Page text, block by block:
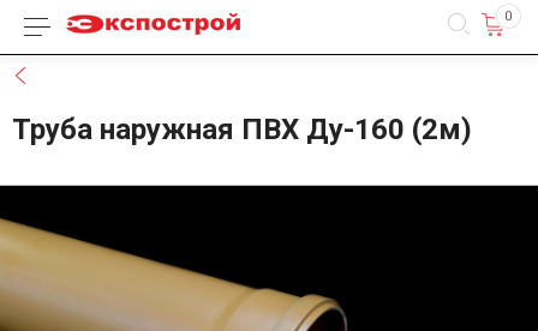
Каталог товаров 0
Труба наружная ПВХ Ду-160 (2м)